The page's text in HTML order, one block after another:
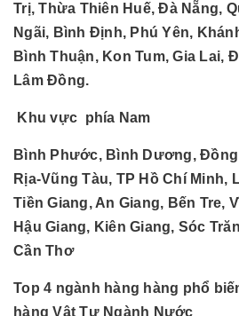
Trị, Thừa Thiên Huế, Đà Nẵng,
Ngãi, Bình Định, Phú Yên,
Bình Thuận, Kon Tum, Gia Lai,
Lâm Đồng.
Khu vực phía Nam
Bình Phước, Bình Dương, Đồng
Rịa-Vũng Tàu, TP Hồ Chí Minh,
Tiền Giang, An Giang, Bến Tre,
Hậu Giang, Kiên Giang, Sóc
Cần Thơ
Top 4 ngành hàng hàng phổ
hàng Vật Tư Ngành Nước